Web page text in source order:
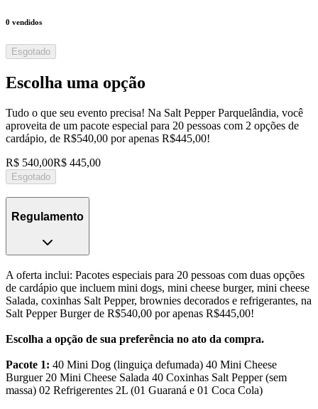
0 vendidos
Esgotado
Escolha uma opção
Tudo o que seu evento precisa! Na Salt Pepper Parquelândia, você
aproveita de um pacote especial para 20 pessoas com 2 opções de
cardápio, de R$540,00 por apenas R$445,00!
R$ 540,00R$ 445,00
Esgotado
Regulamento
A oferta inclui: Pacotes especiais para 20 pessoas com duas opções
de cardápio que incluem mini dogs, mini cheese burger, mini cheese
Salada, coxinhas Salt Pepper, brownies decorados e refrigerantes, na
Salt Pepper Burger de R$540,00 por apenas R$445,00!
Escolha a opção de sua preferência no ato da compra.
Pacote 1: 40 Mini Dog (linguiça defumada) 40 Mini Cheese
Burguer 20 Mini Cheese Salada 40 Coxinhas Salt Pepper (sem
massa) 02 Refrigerentes 2L (01 Guaraná e 01 Coca Cola)